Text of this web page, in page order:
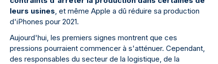
leurs usines , et même Apple a dû réduire sa production
d'iPhones pour 2021.
Aujourd'hui, les premiers signes montrent que ces
pressions pourraient commencer à s'atténuer. Cependant,
des responsables du secteur de la logistique, de la